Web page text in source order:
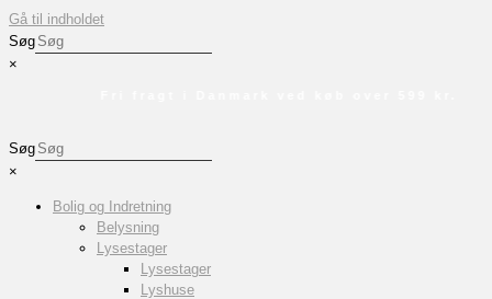
Gå til indholdet
Søg
×
Søg
×
Bolig og Indretning
Belysning
Lysestager
Lysestager
Lyshuse